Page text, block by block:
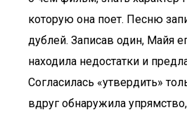
которую она поет. Песню
дублей. Записав один, Майя
находила недостатки и
Согласилась «утвердить»
вдруг обнаружила